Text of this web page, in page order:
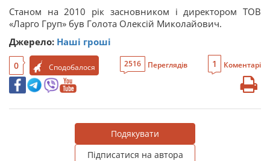
Станом на 2010 рік засновником і директором ТОВ
«Ларго Груп» був Голота Олексій Миколайович.
Джерело: Наші гроші
0 Сподобалося 2516 Переглядів 1 Коментарі
Подякувати
Підписатися на автора